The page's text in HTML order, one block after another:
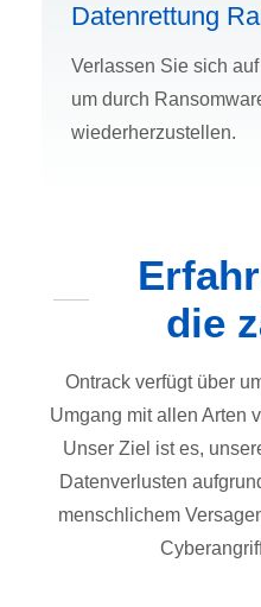
Datenrettung
Verlassen Sie sich
um durch
wiederherzustellen.
die
Ontrack verfügt über
Umgang mit allen Arten
Unser Ziel ist es,
Datenverlusten
menschlichem